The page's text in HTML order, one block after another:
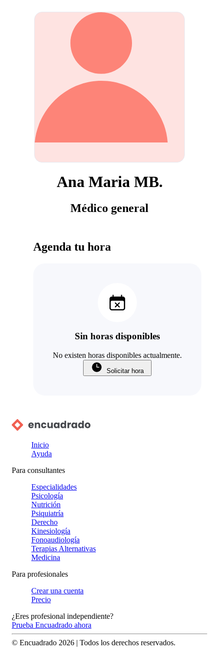
Ana Maria MB.
Médico general
Agenda tu hora
Sin horas disponibles
No existen horas disponibles actualmente.
Solicitar hora
Inicio
Ayuda
Para consultantes
Especialidades
Psicología
Nutrición
Psiquiatría
Derecho
Kinesiología
Fonoaudiología
Terapias Alternativas
Medicina
Para profesionales
Crear una cuenta
Precio
¿Eres profesional independiente?
Prueba Encuadrado ahora
© Encuadrado 2026 | Todos los derechos reservados.